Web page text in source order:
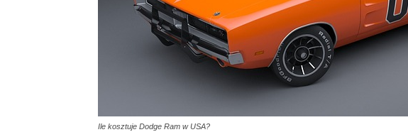
Ile kosztuje Dodge Ram w USA?